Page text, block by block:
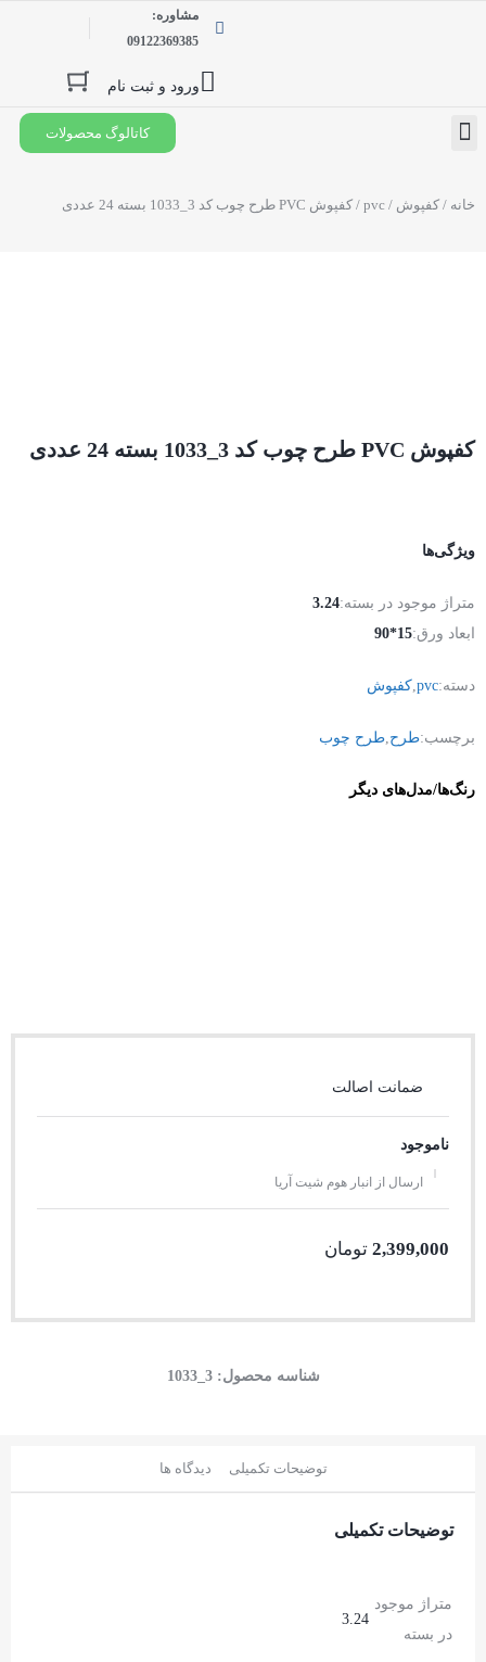
مشاوره:
09122369385
ورود و ثبت نام
کاتالوگ محصولات
خانه / کفپوش /
pvc / کفپوش PVC طرح چوب کد 3_1033 بسته 24 عددی
کفپوش PVC طرح چوب کد 3_1033 بسته 24 عددی
ویژگی‌ها
متراژ موجود در بسته:3.24
ابعاد ورق:15*90
دسته:pvc کفپوش
برچسب:طرح طرح چوب
رنگ‌ها/مدل‌های دیگر
ضمانت اصالت
ناموجود
ارسال از انبار هوم شیت آریا
2,399,000 تومان
شناسه محصول:3_1033
توضیحات تکمیلی دیدگاه ها
توضیحات تکمیلی
متراژ موجود
در بسته
3.24